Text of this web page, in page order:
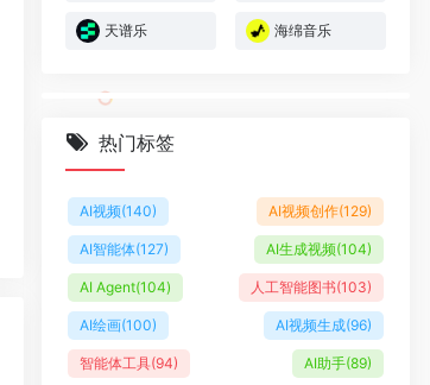
天谱乐 海绵音乐
热门标签
AI视频(140) AI视频创作(129)
AI智能体(127) AI生成视频(104)
AI Agent(104) 人工智能图书(103)
AI绘画(100) AI视频生成(96)
智能体工具(94) AI助手(89)